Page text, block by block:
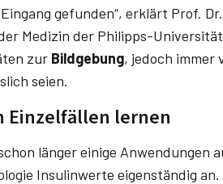
gefunden“, erklärt Prof.
Medizin der Philipps-
zur Bildgebung, jedoch immer
seien.
Einzelfällen lernen
länger einige Anwendungen
Insulinwerte eigenständig